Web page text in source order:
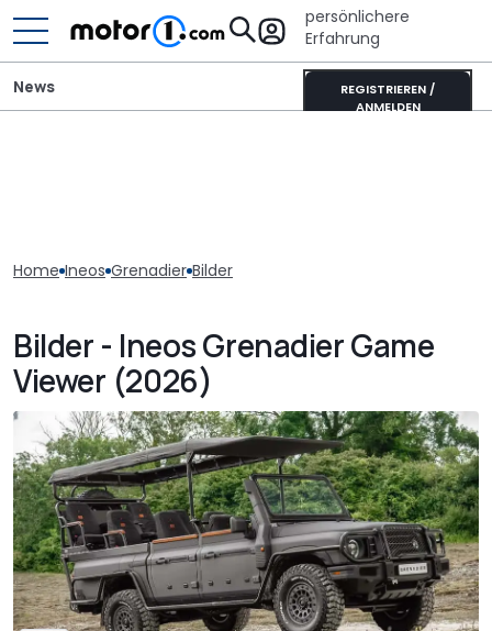
persönlichere
Erfahrung
REGISTRIEREN /
ANMELDEN
News
Home Ineos Grenadier Bilder
Bilder - Ineos Grenadier Game
Viewer (2026)